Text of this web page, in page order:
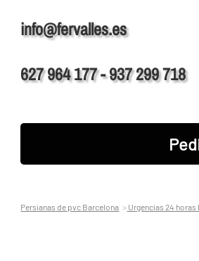
info@fervalles.es
627 964 177 - 937 299 718
Persianas de pvc Barcelona Urgencias 24 horas